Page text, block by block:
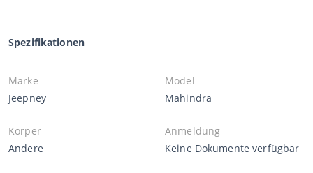
Spezifikationen
Marke
Jeepney
Model
Mahindra
Körper
Andere
Anmeldung
Keine Dokumente verfügbar